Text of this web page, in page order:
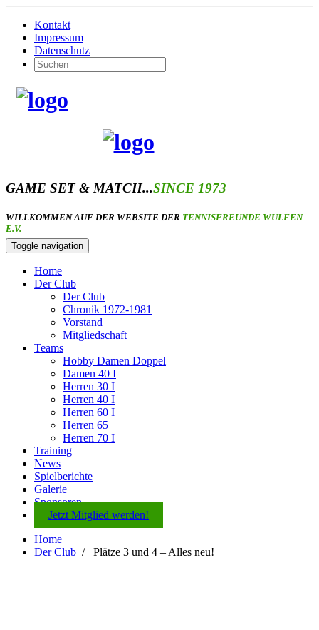
Kontakt
Impressum
Datenschutz
GAME SET & MATCH...SINCE 1973
WILLKOMMEN AUF DER WEBSITE DER TENNISFREUNDE WULFEN
E.V.
Toggle navigation
Home
Der Club
Der Club
Chronik 1972-1981
Vorstand
Mitgliedschaft
Teams
Hobby Damen Doppel
Damen 40 I
Herren 30 I
Herren 40 I
Herren 60 I
Herren 65
Herren 70 I
Training
News
Spielberichte
Galerie
Sponsoren
Jetzt Mitglied werden!
Home
Der Club / Plätze 3 und 4 – Alles neu!